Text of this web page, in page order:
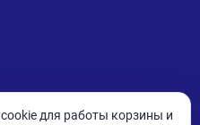
для работы корзины и